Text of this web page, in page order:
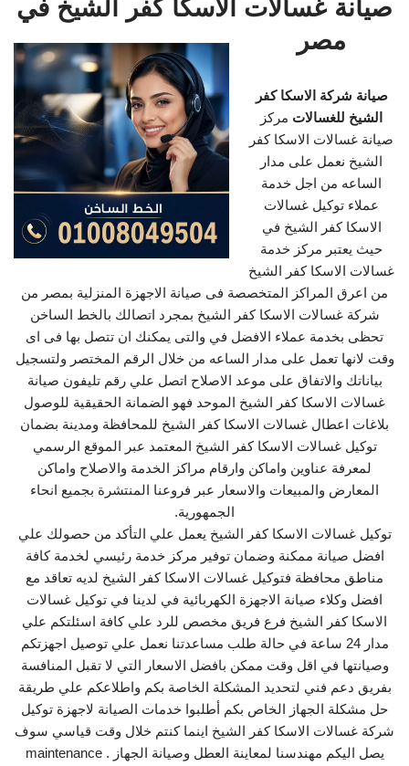
صيانة غسالات الاسكا كفر الشيخ في
مصر
صيانة شركة الاسكا كفر
الشيخ للغسالات مركز
صيانة غسالات الاسكا كفر
الشيخ نعمل على مدار
الساعه من اجل خدمة
عملاء توكيل غسالات
الاسكا كفر الشيخ في
حيث يعتبر مركز خدمة
غسالات الاسكا كفر الشيخ
من اعرق المراكز المتخصصة فى صيانة الاجهزة المنزلية بمصر من
شركة غسالات الاسكا كفر الشيخ بمجرد اتصالك بالخط الساخن
تحظى بخدمة عملاء الافضل في والتى يمكنك ان تتصل بها فى اى
وقت لانها تعمل على مدار الساعه من خلال الرقم المختصر ولتسجيل
بياناتك والاتفاق على موعد الاصلاح اتصل علي رقم تليفون صيانة
غسالات الاسكا كفر الشيخ الموحد فهو الضمانة الحقيقية للوصول
بلاغات اعطال غسالات الاسكا كفر الشيخ للمحافظة ومدينة بضمان
توكيل غسالات الاسكا كفر الشيخ المعتمد عبر الموقع الرسمي
لمعرفة عناوين واماكن وارقام مراكز الخدمة والاصلاح واماكن
المعارض والمبيعات والاسعار عبر فروعنا المنتشرة بجميع انحاء
الجمهورية.
توكيل غسالات الاسكا كفر الشيخ يعمل علي التأكد من حصولك علي
افضل صيانة ممكنة وضمان توفير مركز خدمة رئيسي لخدمة كافة
مناطق محافظة فتوكيل غسالات الاسكا كفر الشيخ لديه تعاقد مع
افضل وكلاء صيانة الاجهزة الكهربائية في لدينا في توكيل غسالات
الاسكا كفر الشيخ فرع فريق مخصص للرد علي كافة اسئلتكم علي
مدار 24 ساعة في حالة طلب مساعدتنا نعمل علي توصيل اجهزتكم
وصيانتها في اقل وقت ممكن بافضل الاسعار التي لا تقبل المنافسة
بفريق دعم فني لتحديد المشكلة الخاصة بكم واطلاعكم علي طريقة
حل مشكلة الجهاز الخاص بكم أطلبوا خدمات الصيانة لاجهزة توكيل
شركة غسالات الاسكا كفر الشيخ اينما كنتم خلال وقت قياسي سوف
يصل اليكم مهندسنا لمعاينة العطل وصيانة الجهاز . maintenance